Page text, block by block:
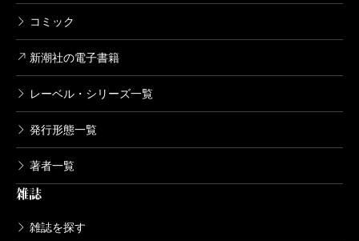
コミック
新潮社の電子書籍
レーベル・シリーズ一覧
発行形態一覧
著者一覧
雑誌
雑誌を探す